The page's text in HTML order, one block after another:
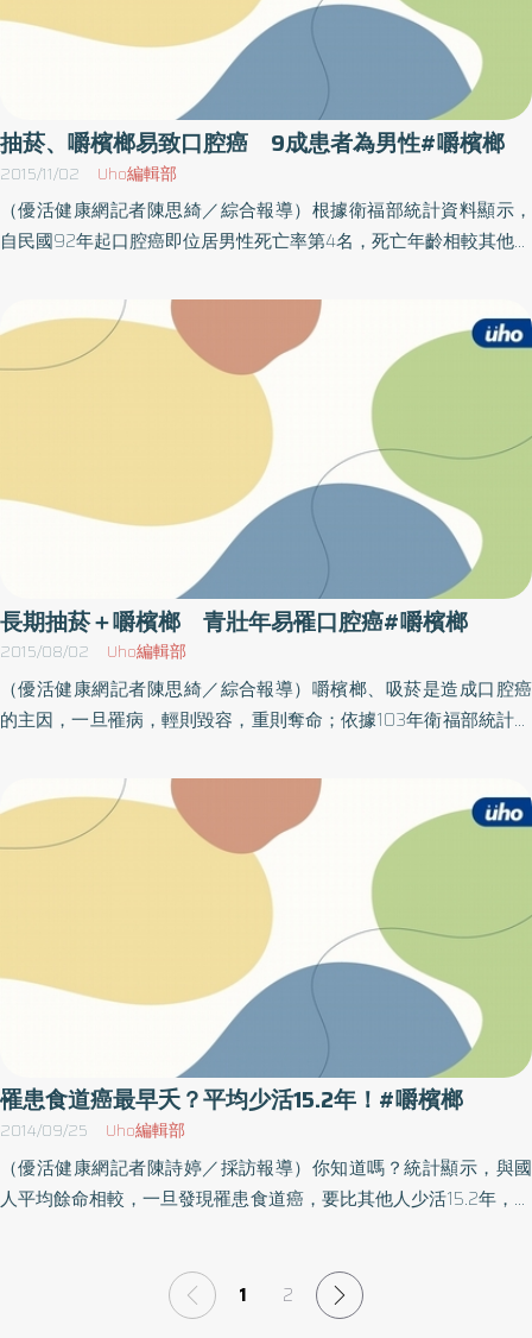
以上者，就算戒掉檳榔，罹患口腔癌的高風險仍會持續10年以上！
國民健康署邱淑媞署長表示，用嚼檳榔來保暖跟提神，是下下之
策！市面上驅寒的小物很多，千萬別因為嚼檳榔賭上自己的健
康。 統計顯示10個口腔癌患者9個有嚼檳榔習慣；檳榔子（菁仔）
除了是極強的致癌物質外，其中的檳榔素會作用於中樞和自律神經
系統，使嚼檳榔者的心裡產生依賴而成癮；另外，研究並證實：男
性嚼食檳榔者罹患糖尿病或高血糖、代謝症候群危險性皆顯著高於
未嚼檳者，父親有嚼檳榔，小孩有高達2倍的風險較無嚼檳榔者的小
孩，容易發生代謝症候群。口腔癌早篩出 存活率高達8成而導致這
DNA突變，透過男性的Y染色體影響下一代，導致代謝症侯群出現在
嚼檳者的子代，由此顯現嚼檳榔對除了影響自身的健康，也會危及
子女的健康！透過專科醫師目視檢查口腔黏膜，每年發現逾5,000名
癌前病變及癌症個案；而及早治療，口腔癌早期的存活率更高達8
成！因此，千金難買早篩到，國健署邱淑媞署長再次呼籲，有嚼檳
榔或吸菸習慣之民眾，要定期接受口腔黏膜檢查：若發現口腔黏膜
有出現異常，千萬不要因為不會疼痛、或沒有出血等症狀就延遲就
醫，錯失早期治療的良機。
抽菸、嚼檳榔易致口腔癌 9成患者為男性#嚼檳榔
2015/11/02 Uho編輯部
（優活健康網記者陳思綺／綜合報導）根據衛福部統計資料顯示，
自民國92年起口腔癌即位居男性死亡率第4名，死亡年齡相較其他癌
死於口腔癌，其中逾9成是男性；國民健康署101年癌症登記資料亦
顯示，每年有逾6000位男性國人罹患口腔癌。醫師觸診 敏感度可
達8成抽菸與嚼食檳榔是罹患口腔癌的2大危險因子，我國因氣候及
各種因素，與東南亞國家及太平洋島國都有種植、嚼食檳榔之問
題；為使國人遠離口腔癌危害，國健署自88年起針對18歲以上有嚼
檳榔及吸菸者提供口腔癌篩檢服務，鑒於30歲以上篩檢陽性率高於
未滿30歲3倍，於99年起擴大辦理篩檢時，將篩檢年齡調整至30歲
以上，有嚼檳榔(含已戒)或吸菸民眾每2年1次口腔癌篩檢服務。國健
署邱淑媞署長表示，透過醫師進行全口腔黏膜的診視及觸診，此種
目視檢查敏感度達8成、特異度更高達9成以上，能早期找到有癌前
病變及癌症病人，並且透過有系統的轉介，協助病人能進行早期治
療，降低疾病的威脅。增加檳榔致癌常識 建構無檳支持環境每年
臺灣藉由篩檢可發現5000名以上癌前病變及癌症個案，為防制民眾
嚼檳及鼓勵戒檳，國健署透過各式衛教宣導，增加民眾對檳榔致癌
之認知，並在各場域，包括軍隊、社區、學校和職場等場域建構無
服務，由受過訓練的衛教人員在民眾戒檳過程提供支持與關心；另
外，國健署積極動防治工作，包括協助環保署針對亂吐檳榔汁者提
供戒檳衛教，103年約計2000人接受衛生教育；並提供了農委會在
檳榔廢園轉作上之相關經費，預計3年可減少4800公頃；與教育部
合作上積極推動無檳校園，103年就有150所學校加入計畫。邱淑媞
署表示，因為大家的努力，成效已具體可看見，全國18歲以上男性
嚼檳已自96年17.2％下降至103年的9.7％，下降幅度達44％，這樣
的成功經驗，可成為國際上推動口腔癌防治之參考。
長期抽菸＋嚼檳榔 青壯年易罹口腔癌#嚼檳榔
2015/08/02 Uho編輯部
（優活健康網記者陳思綺／綜合報導）嚼檳榔、吸菸是造成口腔癌
的主因，一旦罹病，輕則毀容，重則奪命；依據103年衛福部統計顯
國青壯年男性最容易發生的癌症。檳榔不僅傷己 還可能危害家庭
為此，國健署已在2010年起，將口腔癌篩檢納入預防保健服務。為
使民眾了解口腔癌對健康的危害，與定期檢查的重要性，聖馬爾定
醫院社區醫療部於7月底，和後湖里社區民眾共同舉行支持無檳環境
衛教講座，藉由課程提升民眾健康促進意識，與定期癌症篩檢的觀
念。社區營造員陳伊罧表示，不少嚼檳榔的民眾多半是為了提神，
但看到一顆顆的檳榔，帶來的不僅是對咀嚼者的傷害，還有對整個
家庭的危害，為了自身健康著想，更要趁早杜絕，因此現在每週都
會到社區健康小站量血壓、測血糖，以能做到疾病預防及健康維
護。定期2年口腔黏膜檢查聖馬爾定醫院社區醫療部表示，目前國民
健康署補助30歲以上嚼檳榔、已戒檳榔，或吸菸民眾、18歲以上未
滿30歲嚼檳榔或已戒檳榔之原住民，每2年1次口腔黏膜檢查，民眾
可持健保卡到醫療院所進行檢查。
罹患食道癌最早夭？平均少活15.2年！#嚼檳榔
2014/09/25 Uho編輯部
（優活健康網記者陳詩婷／採訪報導）你知道嗎？統計顯示，與國
人平均餘命相較，一旦發現罹患食道癌，要比其他人少活15.2年，故
食道癌早期沒有明顯症狀，一旦出現不舒服就醫時，多半已是不易
治療的晚期，存活率偏低，建議食道癌的高危險群，應每年定期做
1 2